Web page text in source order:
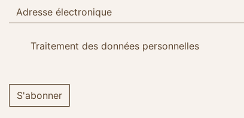
Traitement des données personnelles
S'abonner